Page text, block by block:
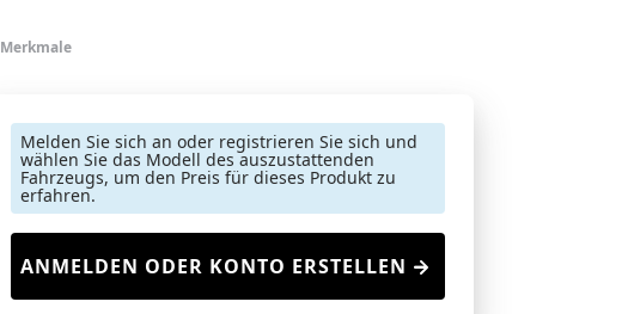
Merkmale
Melden Sie sich an oder registrieren Sie sich und
wählen Sie das Modell des auszustattenden
Fahrzeugs, um den Preis für dieses Produkt zu
erfahren.
ANMELDEN ODER KONTO ERSTELLEN